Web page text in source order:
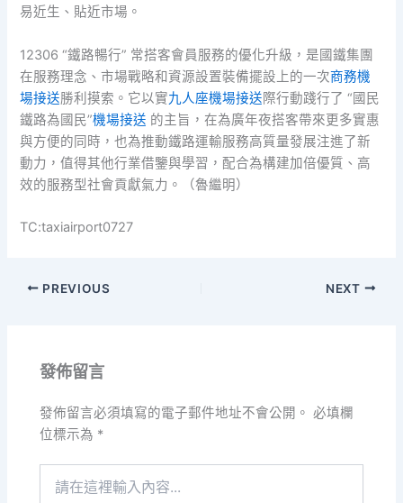
易近生、貼近市場。
12306 “鐵路暢行” 常搭客會員服務的優化升級，是國鐵集團
在服務理念、市場戰略和資源設置裝備擺設上的一次商務機
場接送勝利摸索。它以實九人座機場接送際行動踐行了 “國民
鐵路為國民”機場接送 的主旨，在為廣年夜搭客帶來更多實惠
與方便的同時，也為推動鐵路運輸服務高質量發展注進了新
動力，值得其他行業借鑒與學習，配合為構建加倍優質、高
效的服務型社會貢獻氣力。（魯繼明）
TC:taxiairport0727
PREVIOUS NEXT
發佈留言
發佈留言必須填寫的電子郵件地址不會公開。 必填欄
位標示為 *